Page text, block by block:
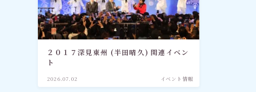
２０１７深見東州 (半田晴久) 関連イベン
ト
2026.07.02 イベント情報